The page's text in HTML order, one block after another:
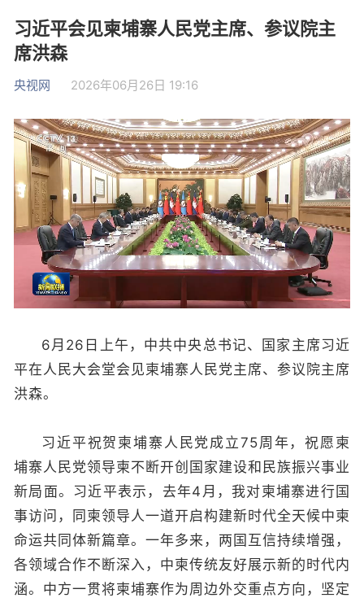
习近平会见柬埔寨人民党主席、参议院主
席洪森
央视网 2026年06月26日 19:16
6月26日上午，中共中央总书记、国家主席习近
平在人民大会堂会见柬埔寨人民党主席、参议院主席
洪森。
习近平祝贺柬埔寨人民党成立75周年，祝愿柬
埔寨人民党领导柬不断开创国家建设和民族振兴事业
新局面。习近平表示，去年4月，我对柬埔寨进行国
事访问，同柬领导人一道开启构建新时代全天候中柬
命运共同体新篇章。一年多来，两国互信持续增强，
各领域合作不断深入，中柬传统友好展示新的时代内
涵。中方一贯将柬埔寨作为周边外交重点方向，坚定